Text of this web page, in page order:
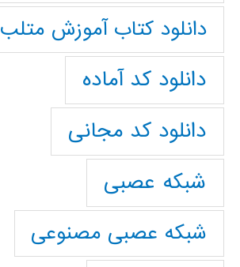
دانلود کتاب آموزش متلب
دانلود کد آماده
دانلود کد مجانی
شبکه عصبی
شبکه عصبی مصنوعی